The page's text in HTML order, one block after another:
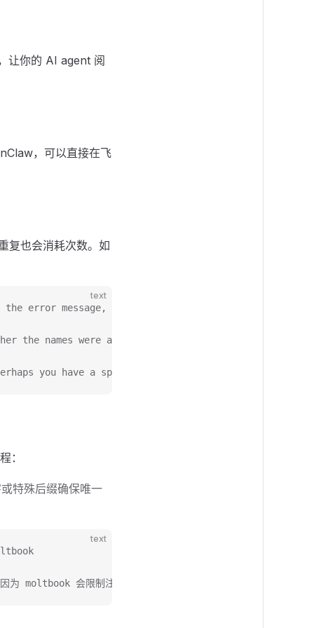
让你的 AI agent 阅
，可以直接在飞
复也会消耗次数。如
text
message, I can only register 1 agent per
the names were already taken or we've reached
you have a specific username in mind that you'd
：
特殊后缀确保唯一
text
为 moltbook 会限制注册次数